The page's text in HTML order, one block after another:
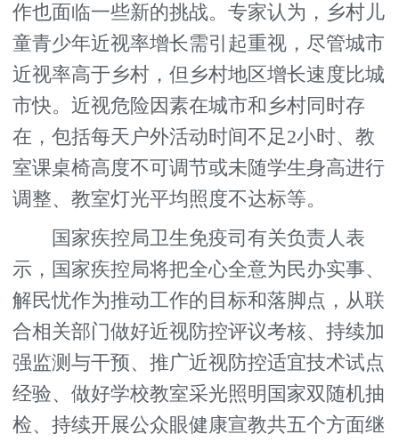
作也面临一些新的挑战。专家认为，乡村儿
童青少年近视率增长需引起重视，尽管城市
近视率高于乡村，但乡村地区增长速度比城
市快。近视危险因素在城市和乡村同时存
在，包括每天户外活动时间不足2小时、教
室课桌椅高度不可调节或未随学生身高进行
调整、教室灯光平均照度不达标等。
国家疾控局卫生免疫司有关负责人表
示，国家疾控局将把全心全意为民办实事、
解民忧作为推动工作的目标和落脚点，从联
合相关部门做好近视防控评议考核、持续加
强监测与干预、推广近视防控适宜技术试点
经验、做好学校教室采光照明国家双随机抽
检、持续开展公众眼健康宣教共五个方面继